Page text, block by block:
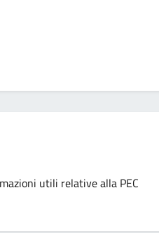
utili relative alla PEC